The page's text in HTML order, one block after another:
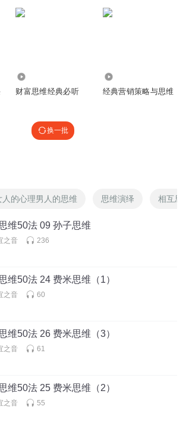
财富思维经典必听 经典营销策略与思维
换一批
人的心理男人的思维 思维演绎 相互思
维50法 09 孙子思维
之音 236
维50法 24 费米思维（1）
之音 60
维50法 26 费米思维（3）
之音 61
维50法 25 费米思维（2）
之音 55